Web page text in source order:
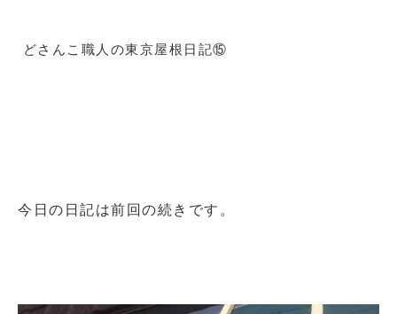
どさんこ職人の東京屋根日記⑮
今日の日記は前回の続きです。